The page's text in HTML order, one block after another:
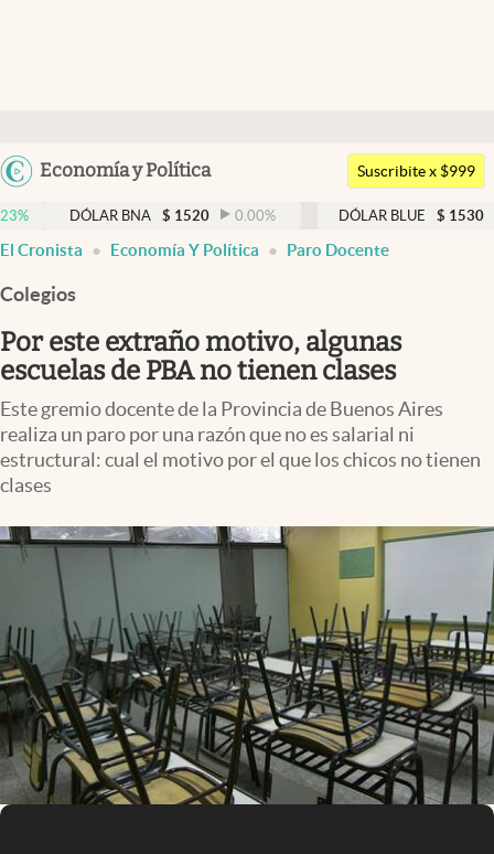
Argentina
Economía y Política
Members
Economía y Política
Finanzas y Mercados
Mercados Online
Negocios
Columnistas
Otras secciones
Apertura
Clase
Mundial 2026
Eventos Corporativos
El Cronista Studio
Mediakit
abre en nueva pestaña
Suscribite x $999
BNA $ 1520 0.00% DÓLAR BLUE $ 1530 -0.65%
El Cronista Economía Y Política Paro Docente
Colegios
Por este extraño motivo, algunas
escuelas de PBA no tienen clases
Este gremio docente de la Provincia de Buenos Aires
realiza un paro por una razón que no es salarial ni
estructural: cual el motivo por el que los chicos no tienen
clases